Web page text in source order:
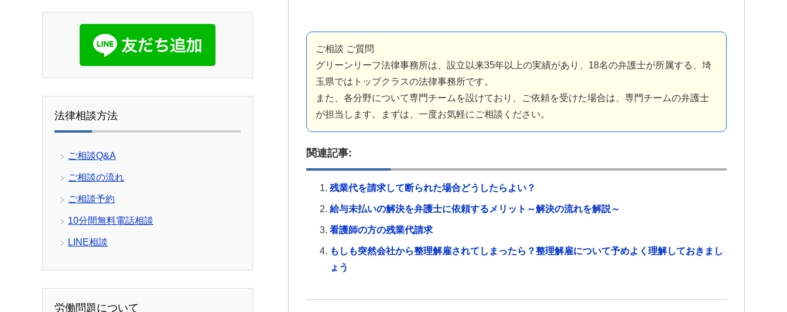
ご相談 ご質問
グリーンリーフ法律事務所は、設立以来35年以上の実績があり、18名の弁護士が所属する、埼
玉県ではトップクラスの法律事務所です。
また、各分野について専門チームを設けており、ご依頼を受けた場合は、専門チームの弁護士
が担当します。まずは、一度お気軽にご相談ください。
関連記事:
残業代を請求して断られた場合どうしたらよい？
給与未払いの解決を弁護士に依頼するメリット～解決の流れを解説～
看護師の方の残業代請求
もしも突然会社から整理解雇されてしまったら？整理解雇について予めよく理解しておきまし
ょう
致します。
法律相談方法
ご相談Q&A
ご相談の流れ
ご相談予約
10分間無料電話相談
LINE相談
労働問題について